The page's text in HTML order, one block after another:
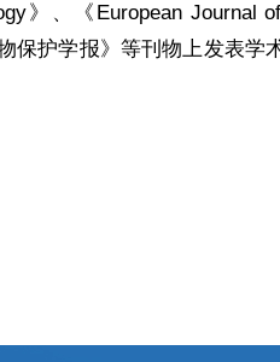
》、《European Journal
保护学报》等刊物上发表学